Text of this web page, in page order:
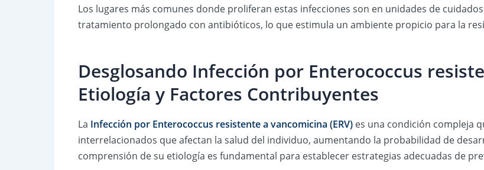
Los lugares más comunes donde proliferan estas infecciones son en unidades de
tratamiento prolongado con antibióticos, lo que estimula un ambiente propicio para la
Desglosando Infección por Enterococcus
Etiología y Factores Contribuyentes
La Infección por Enterococcus resistente a vancomicina (ERV) es una condición compleja
interrelacionados que afectan la salud del individuo, aumentando la probabilidad de
comprensión de su etiología es fundamental para establecer estrategias adecuadas de